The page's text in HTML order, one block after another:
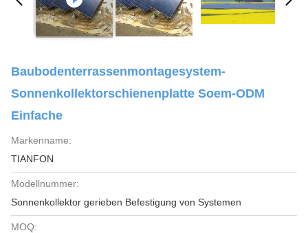
Baubodenterrassenmontagesystem-
Sonnenkollektorschienenplatte Soem-ODM
Einfache
Markenname:
TIANFON
Modellnummer:
Sonnenkollektor gerieben Befestigung von Systemen
MOQ: